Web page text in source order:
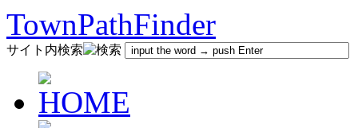
TownPathFinder
サイト内検索